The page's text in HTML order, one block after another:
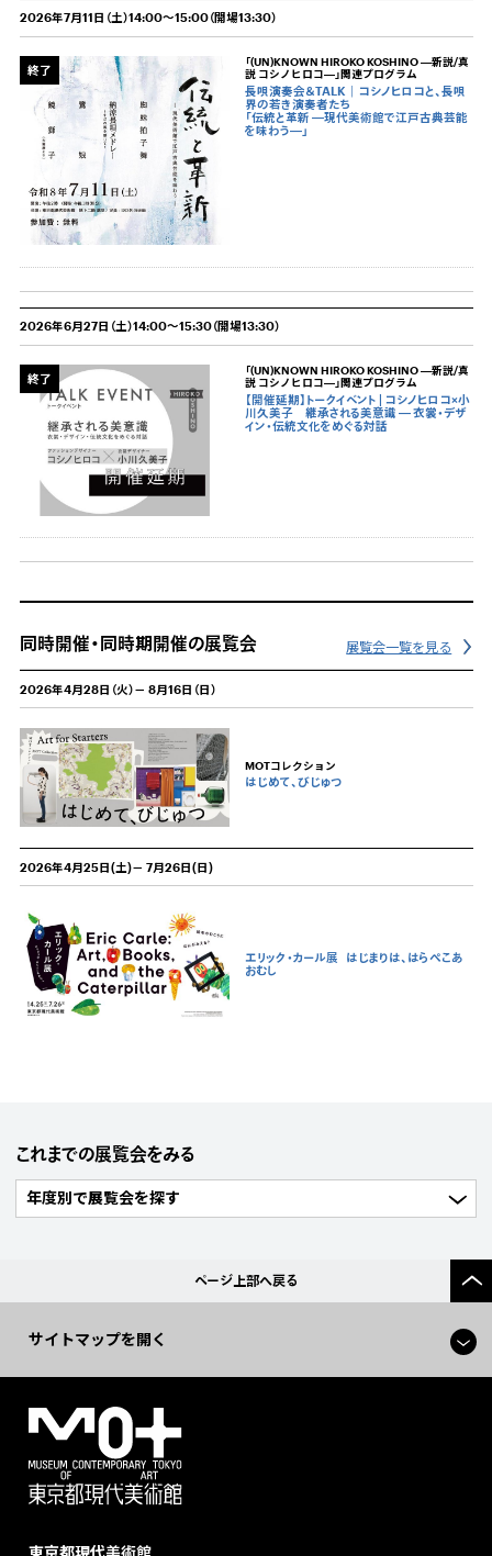
2026年7月11日（土）14:00～15:00（開場13:30）
終了
「(UN)KNOWN HIROKO KOSHINO ―新説/真
説 コシノヒロコ―」関連プログラム
長唄演奏会＆TALK｜コシノヒロコと、長唄
界の若き演奏者たち
「伝統と革新 ―現代美術館で江戸古典芸能
を味わう―」
2026年6月27日（土）14:00～15:30（開場13:30）
終了
「(UN)KNOWN HIROKO KOSHINO ―新説/真
説 コシノヒロコ―」関連プログラム
【開催延期】トークイベント | コシノヒロコ×小
川久美子 継承される美意識 ― 衣裳・デザ
イン・伝統文化をめぐる対話
同時開催・同時期開催の展覧会 展覧会一覧を見る
2026年4月28日（火）－ 8月16日（日）
MOTコレクション
はじめて、びじゅつ
2026年4月25日(土)－ 7月26日(日)
エリック・カール展
はじまりは、はらぺこあ
おむし
これまでの展覧会をみる
ページ上部へ戻る
サイトマップを開く
東京都現代美術館